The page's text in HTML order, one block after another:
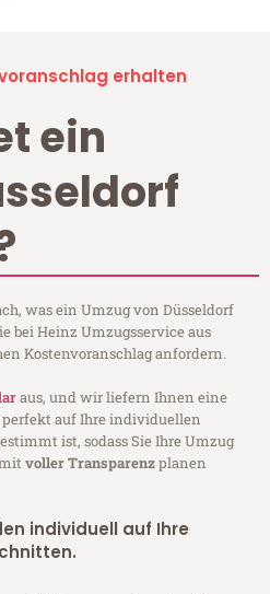
erhalten
ein
was ein Umzug von Düsseldorf
bei Heinz Umzugsservice aus
Kostenvoranschlag anfordern.
aus, und wir liefern Ihnen eine
perfekt auf Ihre individuellen
ist, sodass Sie Ihre Umzug
voller Transparenzplanen
individuell auf Ihre